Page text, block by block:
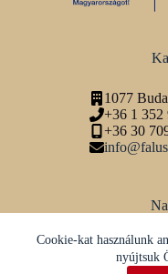
Cookie-kat használunk
nyújtsuk
1077
+36 1 352
+36 30